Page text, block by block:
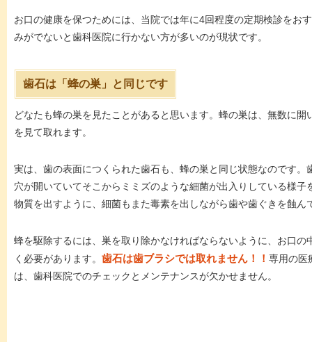
お口の健康を保つためには、当院では年に4回程度の定期検診をお
みがでないと歯科医院に行かない方が多いのが現状です。
歯石は「蜂の巣」と同じです
どなたも蜂の巣を見たことがあると思います。蜂の巣は、無数に
を見て取れます。
実は、歯の表面につくられた歯石も、蜂の巣と同じ状態なのです
穴が開いていてそこからミミズのような細菌が出入りしている様
物質を出すように、細菌もまた毒素を出しながら歯や歯ぐきを蝕ん
蜂を駆除するには、巣を取り除かなければならないように、お口
く必要があります。 歯石は歯ブラシでは取れません！！ 専用の医
は、歯科医院でのチェックとメンテナンスが欠かせません。